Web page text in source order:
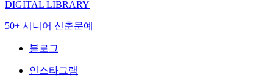
DIGITAL LIBRARY
50+ 시니어 신춘문예
블로그
인스타그램